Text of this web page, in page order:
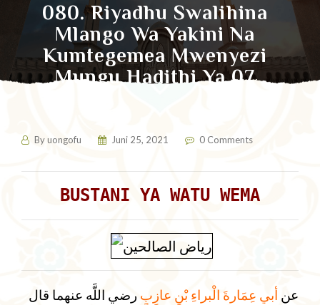
080. Riyadhu Swalihina
Mlango Wa Yakini Na
Kumtegemea Mwenyezi
Mungu Hadithi Ya 07
Byuongofu Juni 25, 2021 0 Comments
BUSTANI YA WATU WEMA
عن أبي عِمَارةَ الْبراءِ بْنِ عازِبٍ رضي اللَّه عنهما قال